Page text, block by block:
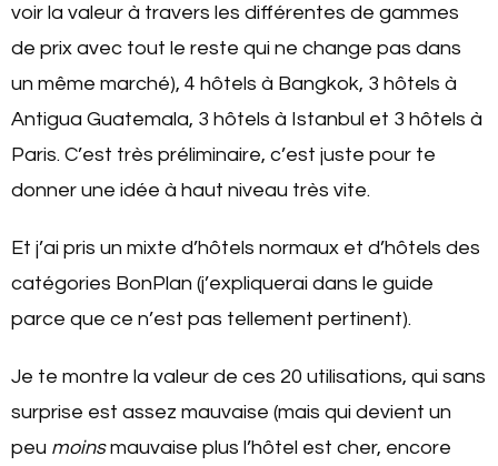
voir la valeur à travers les différentes de gammes
de prix avec tout le reste qui ne change pas dans
un même marché), 4 hôtels à Bangkok, 3 hôtels à
Antigua Guatemala, 3 hôtels à Istanbul et 3 hôtels à
Paris. C’est très préliminaire, c’est juste pour te
donner une idée à haut niveau très vite.
Et j’ai pris un mixte d’hôtels normaux et d’hôtels des
catégories BonPlan (j’expliquerai dans le guide
parce que ce n’est pas tellement pertinent).
Je te montre la valeur de ces 20 utilisations, qui sans
surprise est assez mauvaise (mais qui devient un
peu moinsmauvaise plus l’hôtel est cher, encore